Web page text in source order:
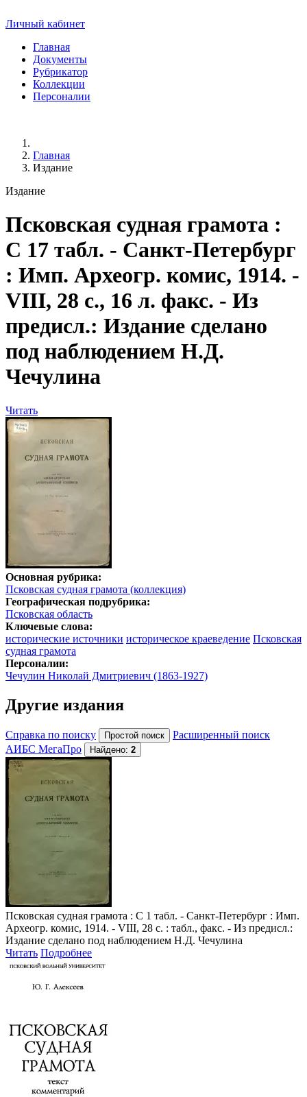
Личный кабинет
Главная
Документы
Рубрикатор
Коллекции
Персоналии
Главная
Издание
Издание
Псковская судная грамота :
С 17 табл. - Санкт-Петербург
: Имп. Археогр. комис, 1914. -
VIII, 28 с., 16 л. факс. - Из
предисл.: Издание сделано
под наблюдением Н.Д.
Чечулина
Читать
Основная рубрика:
Псковская судная грамота (коллекция)
Географическая подрубрика:
Псковская область
Ключевые слова:
исторические источники историческое краеведение Псковская
судная грамота
Персоналии:
Чечулин Николай Дмитриевич (1863-1927)
Другие издания
Справка по поиску
Расширенный поиск
АИБС МегаПро
Найдено: 2
Псковская судная грамота : С 1 табл. - Санкт-Петербург : Имп.
Археогр. комис, 1914. - VIII, 28 с. : табл., факс. - Из предисл.:
Издание сделано под наблюдением Н.Д. Чечулина
Читать Подробнее